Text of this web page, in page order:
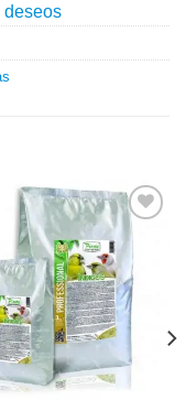
deseos
Añadir
a la
lista de
deseos